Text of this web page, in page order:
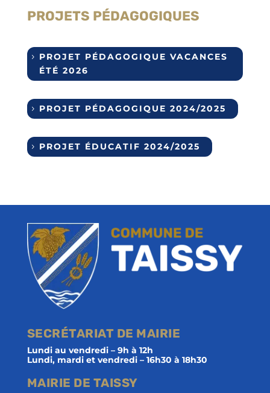
PROJETS PÉDAGOGIQUES
PROJET PÉDAGOGIQUE VACANCES
ÉTÉ 2026
PROJET PÉDAGOGIQUE 2024/2025
PROJET ÉDUCATIF 2024/2025
SECRÉTARIAT DE MAIRIE
Lundi au vendredi – 9h à 12h
Lundi, mardi et vendredi – 16h30 à 18h30
MAIRIE DE TAISSY